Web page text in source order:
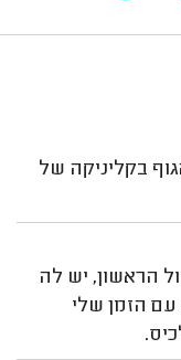
בקליניקה של
הראשון, יש לה
עם הזמן שלי